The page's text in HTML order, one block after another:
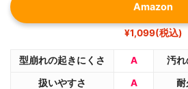
Amazon
¥1,099(税込)
型崩れの起きにくさ A 汚れ
扱いやすさ A 耐